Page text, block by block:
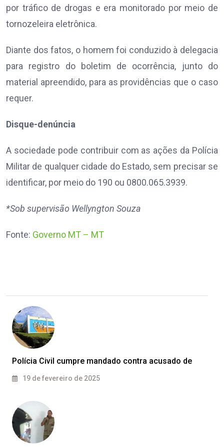
por tráfico de drogas e era monitorado por meio de
tornozeleira eletrônica.
Diante dos fatos, o homem foi conduzido à delegacia
para registro do boletim de ocorrência, junto do
material apreendido, para as providências que o caso
requer.
Disque-denúncia
A sociedade pode contribuir com as ações da Polícia
Militar de qualquer cidade do Estado, sem precisar se
identificar, por meio do 190 ou 0800.065.3939.
*Sob supervisão Wellyngton Souza
Fonte: Governo MT – MT
Polícia Civil cumpre mandado contra acusado de
19 de fevereiro de 2025